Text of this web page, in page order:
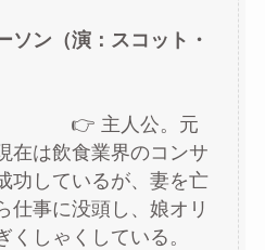
ソン（演：スコット・
公。元
在は飲食業界のコンサ
功しているが、妻を亡
仕事に没頭し、娘オリ
くしゃくしている。